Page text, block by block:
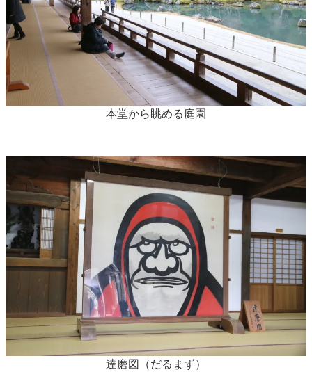
本堂から眺める庭園
達磨図（だるまず）